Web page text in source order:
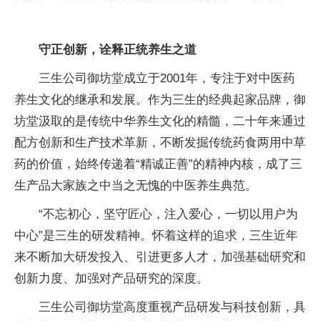
守正创新，诠释正统养生之道
三生公司御坊堂成立于2001年，专注于对中医药
养生文化的继承和发展。作为三生的经典起家品牌，御
坊堂汲取的是传统中华养生文化的精髓，二十年来通过
配方创新和生产技术革新，不断发掘传统药食两用中草
药的价值，始终传递着“精诚正善”的精神内核，成了三
生产品大家族之中当之无愧的中医养生典范。
“不忘初心，坚守匠心，注入爱心，一切以用户为
中心”是三生的研发精神。怀着这样的追求，三生近年
来不断加大研发投入、引进更多人才，加强基础研究和
创新力度、加强对产品研究的深度。
三生公司御坊堂高度重视产品研发与科技创新，具